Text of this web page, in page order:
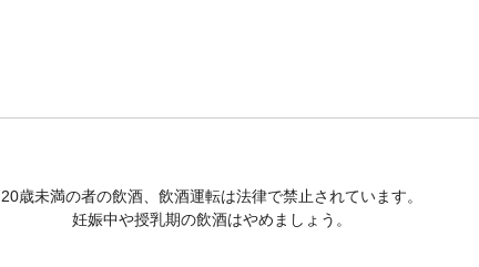
20歳未満の者の飲酒、飲酒運転は法律で禁止されています。
妊娠中や授乳期の飲酒はやめましょう。